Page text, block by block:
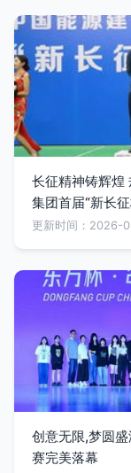
长征精神铸辉
集团首届“新长
更新时间：2026-
创意无限,梦圆
赛完美落幕